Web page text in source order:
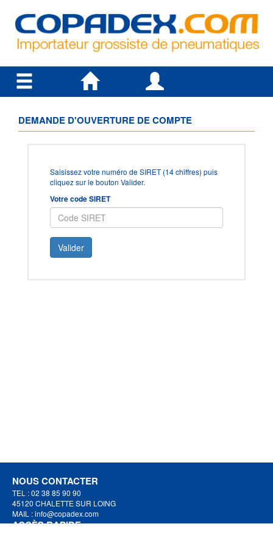
DEMANDE D'OUVERTURE DE COMPTE
Saisissez votre numéro de SIRET (14 chiffres) puis
cliquez sur le bouton Valider.
Votre code SIRET
Valider
NOUS CONTACTER
TEL : 02 38 85 90 90
45120 CHALETTE SUR LOING
MAIL :info@copadex.com
ACCÈS RAPIDE